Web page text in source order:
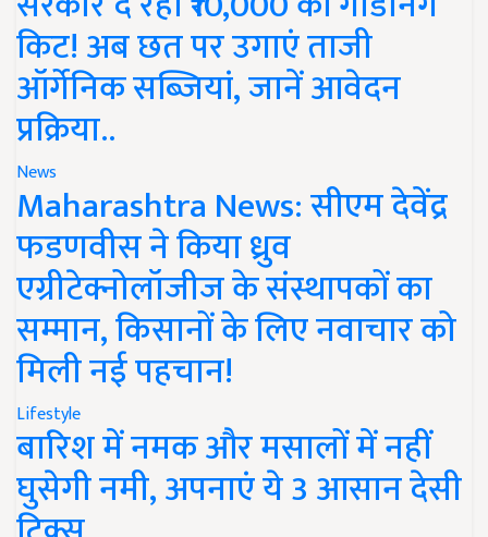
किट! अब छत पर उगाएं ताजी
ऑर्गेनिक सब्जियां, जानें आवेदन
प्रक्रिया..
News
Maharashtra News: सीएम देवेंद्र
फडणवीस ने किया ध्रुव
एग्रीटेक्नोलॉजीज के संस्थापकों का
सम्मान, किसानों के लिए नवाचार को
मिली नई पहचान!
Lifestyle
बारिश में नमक और मसालों में नहीं
घुसेगी नमी, अपनाएं ये 3 आसान देसी